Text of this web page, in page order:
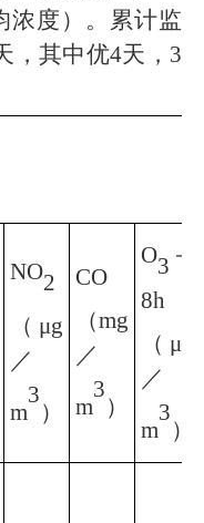
浓度）。累计监
，其中优4天，3
NO2
（μg
／
m
3
）
CO
（mg
／
m
3
）
O3 －
8h
（μg
／
m
3
）